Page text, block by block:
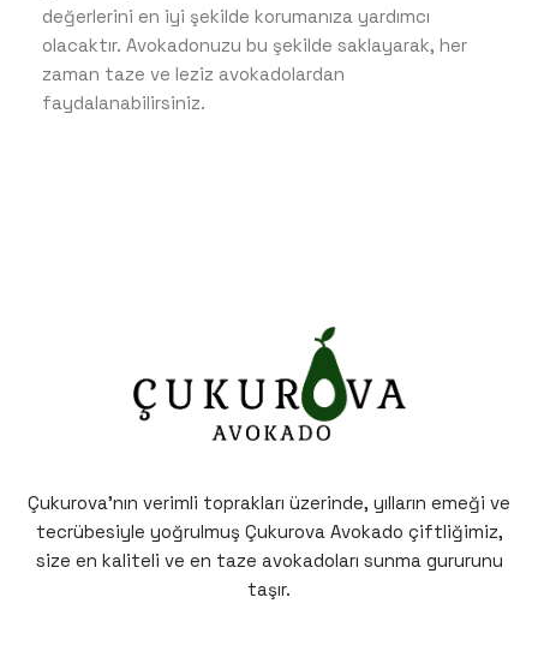
değerlerini en iyi şekilde korumanıza yardımcı
olacaktır. Avokadonuzu bu şekilde saklayarak, her
zaman taze ve leziz avokadolardan
faydalanabilirsiniz.
Çukurova’nın verimli toprakları üzerinde, yılların emeği ve
tecrübesiyle yoğrulmuş Çukurova Avokado çiftliğimiz,
size en kaliteli ve en taze avokadoları sunma gururunu
taşır.